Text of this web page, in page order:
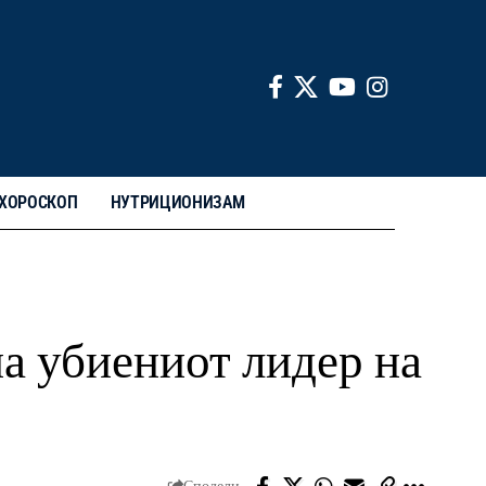
НУТРИЦИОНИЗАМ
лидер на